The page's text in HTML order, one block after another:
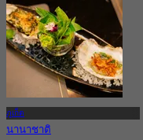
ภูเก็ต
นานาชาติ